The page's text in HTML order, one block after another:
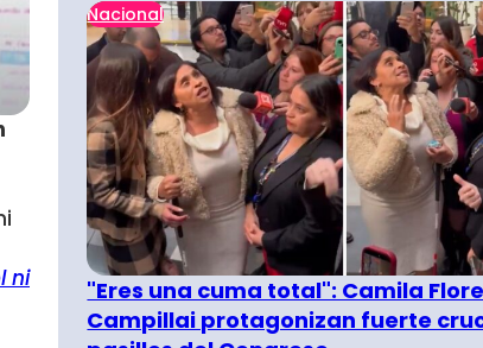
ni
Nacional
"Eres una cuma total": Camila
Campillai protagonizan fuerte